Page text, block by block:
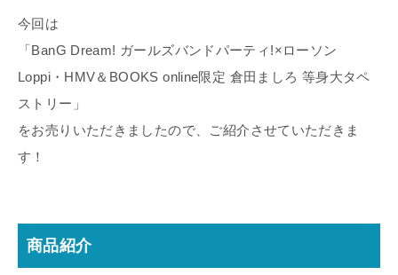
今回は
「BanG Dream! ガールズバンドパーティ!×ローソン
Loppi・HMV＆BOOKS online限定 倉田ましろ 等身大タペ
ストリー」
をお売りいただきましたので、ご紹介させていただきま
す！
商品紹介